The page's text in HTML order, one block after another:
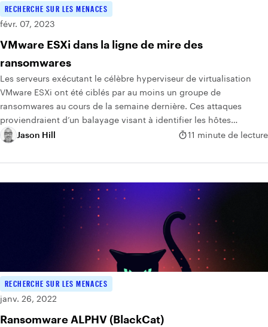
RECHERCHE SUR LES MENACES
févr. 07, 2023
VMware ESXi dans la ligne de mire des
ransomwares
Les serveurs exécutant le célèbre hyperviseur de virtualisation
VMware ESXi ont été ciblés par au moins un groupe de
ransomwares au cours de la semaine dernière. Ces attaques
proviendraient d’un balayage visant à identifier les hôtes
présentant des vulnérabilités dans le protocole OpenSLP (Open
Jason Hill 11 minute de lecture
RECHERCHE SUR LES MENACES
janv. 26, 2022
Ransomware ALPHV (BlackCat)